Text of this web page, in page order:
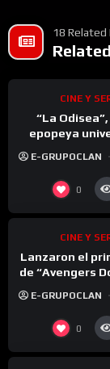
18 Related
CINE Y
“La
epopeya
transformó en
E-GRUPOCLAN
0
CINE Y
Lanzaron el
de “Avengers
América a la
los X-
E-GRUPOCLAN
0